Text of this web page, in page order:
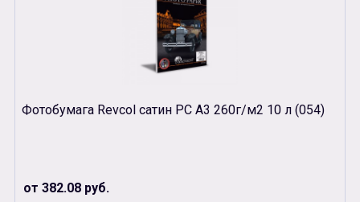
Фотобумага Revcol сатин PC А3 260г/м2 10 л (054)
от 382.08 руб.